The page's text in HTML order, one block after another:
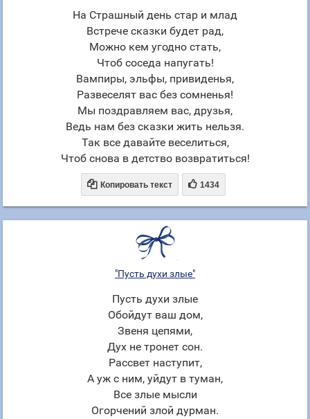
На Страшный день стар и млад
Встрече сказки будет рад,
Можно кем угодно стать,
Чтоб соседа напугать!
Вампиры, эльфы, привиденья,
Развеселят вас без сомненья!
Мы поздравляем вас, друзья,
Ведь нам без сказки жить нельзя.
Так все давайте веселиться,
Чтоб снова в детство возвратиться!
 Копировать текст  1434
"Пусть духи злые"
Пусть духи злые
Обойдут ваш дом,
Звеня цепями,
Дух не тронет сон.
Рассвет наступит,
А уж с ним, уйдут в туман,
Все злые мысли
Огорчений злой дурман.